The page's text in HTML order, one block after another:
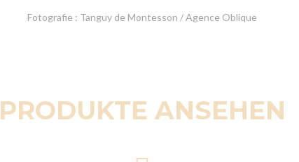
Fotografie : Tanguy de Montesson / Agence Oblique
PRODUKTE ANSEHEN